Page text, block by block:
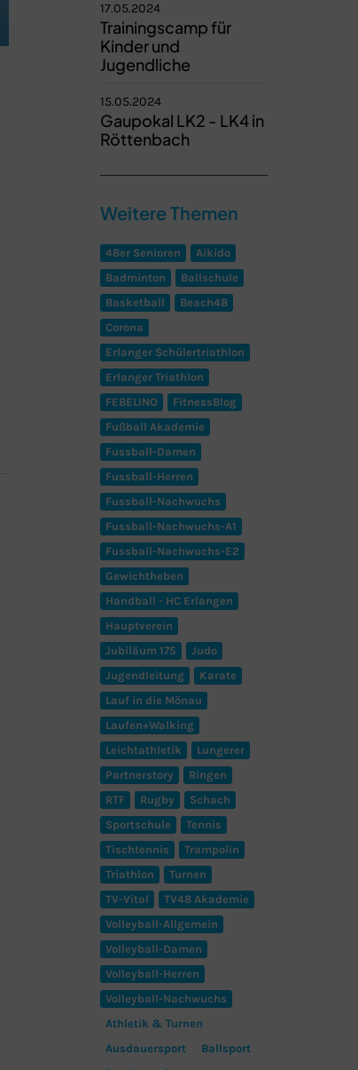
17.05.2024
Trainingscamp für
Kinder und
Jugendliche
15.05.2024
Gaupokal LK2 - LK4 in
Röttenbach
Weitere Themen
48er Senioren
Aikido
Badminton
Ballschule
Basketball
Beach48
Corona
Erlanger Schülertriathlon
Erlanger Triathlon
FEBELINO
FitnessBlog
Fußball Akademie
Fussball-Damen
Fussball-Herren
Fussball-Nachwuchs
Fussball-Nachwuchs-A1
Fussball-Nachwuchs-E2
Gewichtheben
Handball - HC Erlangen
Hauptverein
Jubiläum 175
Judo
Jugendleitung
Karate
Lauf in die Mönau
Laufen+Walking
Leichtathletik
Lungerer
Partnerstory
Ringen
RTF
Rugby
Schach
Sportschule
Tennis
Tischtennis
Trampolin
Triathlon
Turnen
TV-Vital
TV48 Akademie
Volleyball-Allgemein
Volleyball-Damen
Volleyball-Herren
Volleyball-Nachwuchs
Athletik & Turnen
Ausdauersport
Ballsport